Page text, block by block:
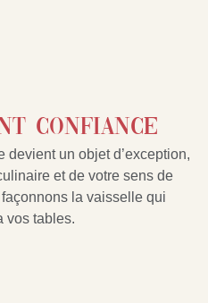
CONFIANCE
un objet d’exception,
et de votre sens de
façonnons la vaisselle qui
vos tables.